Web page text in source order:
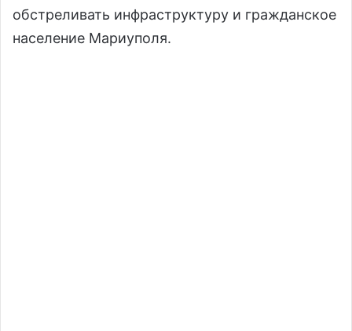
обстреливать инфраструктуру и гражданское
население Мариуполя.